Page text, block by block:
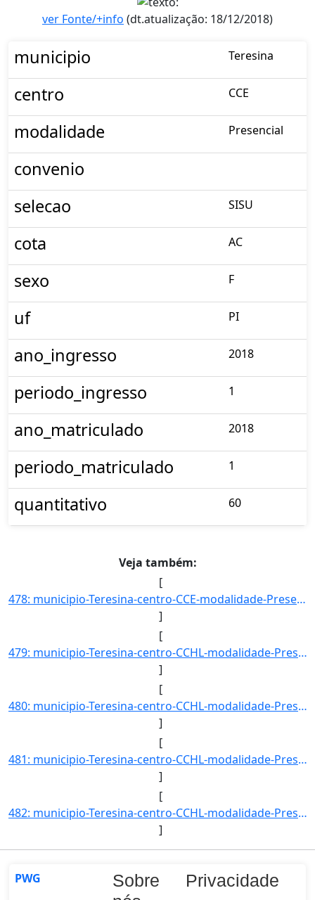
ver Fonte/+info (dt.atualização: 18/12/2018)
municipio Teresina
centro CCE
modalidade Presencial
convenio
selecao
SISU
cota AC
sexo F
uf PI
ano_ingresso 2018
periodo_ingresso 1
ano_matriculado 2018
periodo_matriculado 1
quantitativo 60
Veja também:
[
478: municipio-Teresina-centro-CCE-modalidade-Presencial-convenio--selecao-SISU-cota-AC-sexo-M-uf-PI-ano_]
]
[
479: municipio-Teresina-centro-CCHL-modalidade-Presencial-convenio--selecao-SISU_COTA-cota-AA-1-sexo-F-uf]
]
[
480: municipio-Teresina-centro-CCHL-modalidade-Presencial-convenio--selecao-SISU_COTA-cota-AA-1-sexo-M-uf]
]
[
481: municipio-Teresina-centro-CCHL-modalidade-Presencial-convenio--selecao-SISU_COTA-cota-AA-2-sexo-F-uf]
]
[
482: municipio-Teresina-centro-CCHL-modalidade-Presencial-convenio--selecao-SISU_COTA-cota-AA-2-sexo-M-uf]
]
PWG
Sobre
Privacidade